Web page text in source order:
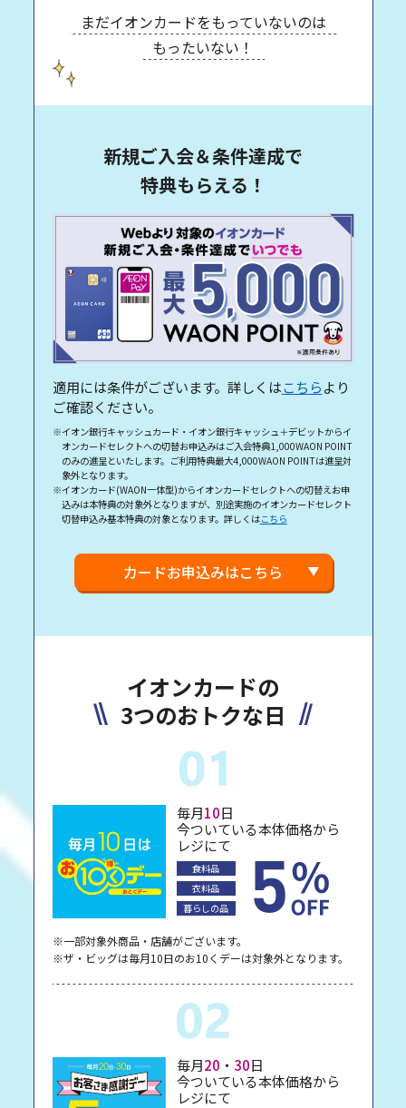
まだイオンカードをもっていないのは
もったいない！
新規ご入会＆条件達成で
特典もらえる！
適用には条件がございます。詳しくはこちらより
ご確認ください。
※イオン銀行キャッシュカード・イオン銀行キャッシュ＋デビットからイ
オンカードセレクトへの切替お申込みはご入会特典1,000WAON POINT
のみの進呈といたします。ご利用特典最大4,000WAON POINTは進呈対
象外となります。
※イオンカード(WAON一体型)からイオンカードセレクトへの切替えお申
込みは本特典の対象外となりますが、別途実施のイオンカードセレクト
切替申込み基本特典の対象となります。詳しくはこちら
カードお申込みはこちら
イオンカードの
3つのおトクな日
毎月10日
今ついている本体価格から
レジにて
食料品
衣料品
暮らしの品
※一部対象外商品・店舗がございます。
※ザ・ビッグは毎月10日のお10くデーは対象外となります。
毎月20 ・ 30日
今ついている本体価格から
レジにて